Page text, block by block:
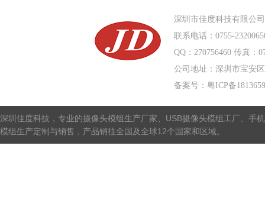
深圳市佳度科技有限公
联系电话：0755-
QQ：270756460 传真：
公司地址：深圳市宝安
备案号： 粤ICP备
深圳佳度科技，专业的摄像头模组生产厂家、USB摄像头模组工厂、手
模组生产定制与销售，产品销往全国及全球12个国家和区域。